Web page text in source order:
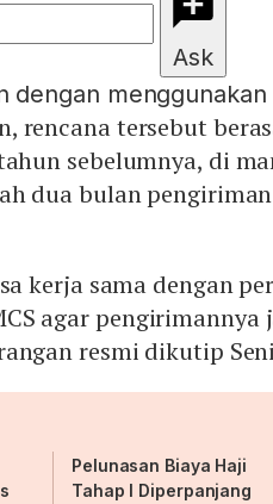
Ask
dengan menggunakan
rencana tersebut
sebelumnya, di
dua bulan
kerja sama dengan
agar pengirimannya
resmi dikutip
Pelunasan Biaya Haji
Tahap I Diperpanjang